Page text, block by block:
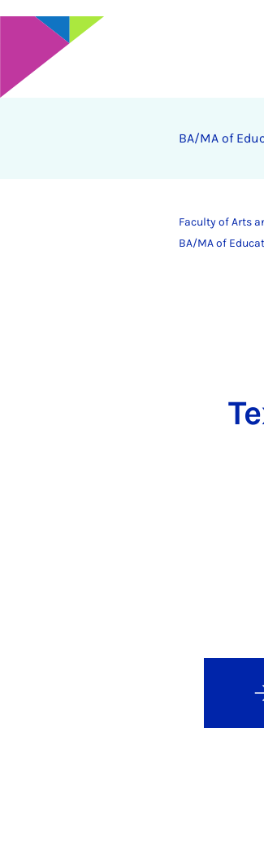
BA/MA of
Faculty of Arts
BA/MA of